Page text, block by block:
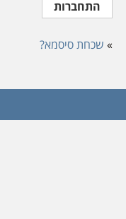
» שכחת סיסמא?